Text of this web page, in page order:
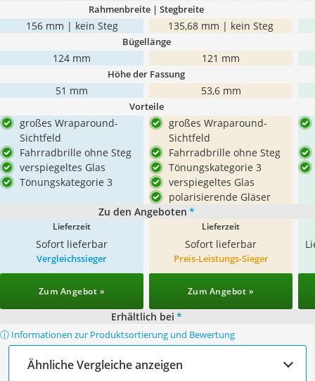
Rahmenbreite | Stegbreite
156 mm | kein Steg 135,68 mm | kein Steg
Bügellänge
124 mm 121 mm
Höhe der Fassung
51 mm 53,6 mm
Vorteile
großes Wraparound-
Sichtfeld
Fahrradbrille ohne Steg
verspiegeltes Glas
Tönungskategorie 3
großes Wraparound-
Sichtfeld
Fahrradbrille ohne Steg
Tönungskategorie 3
verspiegeltes Glas
polarisierende Gläser
Zu den Angeboten *
Lieferzeit
Sofort lieferbar
Lieferzeit
Sofort lieferbar
Vergleichssieger
Zum Angebot »
Preis-Leistungs-Sieger
Zum Angebot »
Erhältlich bei *
ⓘ Informationen zur Produktsortierung und Bewertung
Ähnliche Vergleiche anzeigen